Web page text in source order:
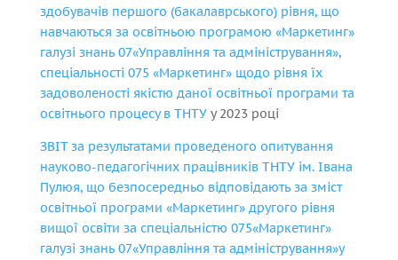
здобувачів першого (бакалаврського) рівня, що
навчаються за освітньою програмою «Маркетинг»
галузі знань 07«Управління та адміністрування»,
спеціальності 075 «Маркетинг» щодо рівня їх
задоволеності якістю даної освітньої програми та
освітнього процесу в ТНТУу 2023 році
ЗВІТ за результатами проведеного опитування
науково-педагогічних працівників ТНТУ ім. Івана
Пулюя, що безпосередньо відповідають за зміст
освітньої програми «Маркетинг» другого рівня
вищої освіти за спеціальністю 075«Маркетинг»
галузі знань 07«Управління та адміністрування»у